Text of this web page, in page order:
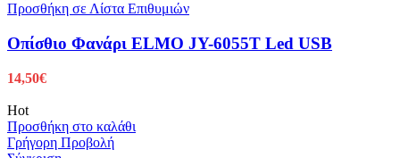
Προσθήκη σε Λίστα Επιθυμιών
Οπίσθιο Φανάρι ELMO JY-6055T Led USB
14,50€
Hot
Προσθήκη στο καλάθι
Γρήγορη Προβολή